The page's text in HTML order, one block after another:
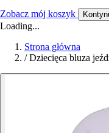
Zobacz mój koszyk
Loading...
Strona główna
/ Dziecięca bluza